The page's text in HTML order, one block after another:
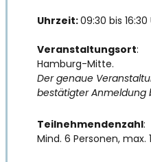
Uhrzeit:09:30 bis 16:30
Veranstaltungsort:
Hamburg-Mitte.
Der genaue
bestätigter Anmeldung
Teilnehmendenzahl:
Mind. 6 Personen, max.